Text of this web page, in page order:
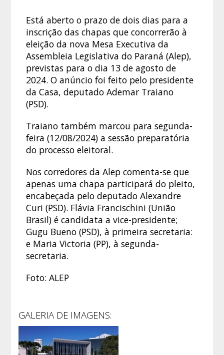
Está aberto o prazo de dois dias para a
inscrição das chapas que concorrerão à
eleição da nova Mesa Executiva da
Assembleia Legislativa do Paraná (Alep),
previstas para o dia 13 de agosto de
2024. O anúncio foi feito pelo presidente
da Casa, deputado Ademar Traiano
(PSD).
Traiano também marcou para segunda-
feira (12/08/2024) a sessão preparatória
do processo eleitoral.
Nos corredores da Alep comenta-se que
apenas uma chapa participará do pleito,
encabeçada pelo deputado Alexandre
Curi (PSD). Flávia Francischini (União
Brasil) é candidata a vice-presidente;
Gugu Bueno (PSD), à primeira secretaria:
e Maria Victoria (PP), à segunda-
secretaria.
Foto: ALEP
GALERIA DE IMAGENS: